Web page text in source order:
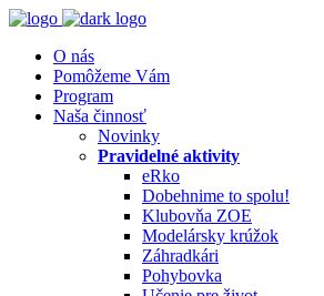
O nás
Pomôžeme Vám
Program
Naša činnosť
Novinky
Pravidelné aktivity
eRko
Dobehnime to spolu!
Klubovňa ZOE
Modelársky krúžok
Záhradkári
Pohybovka